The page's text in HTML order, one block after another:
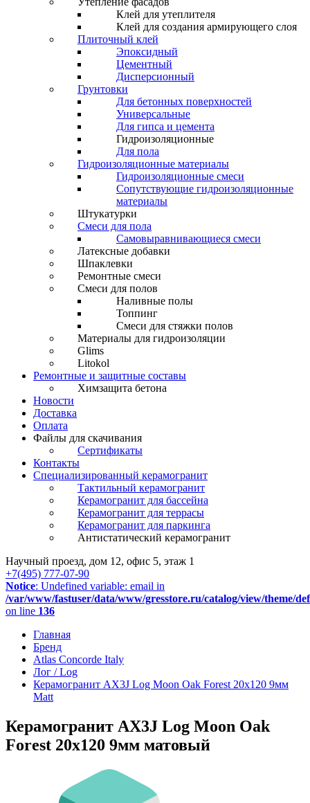
Клей для утеплителя
Клей для создания армирующего слоя
Плиточный клей
Эпоксидный
Цементный
Дисперсионный
Грунтовки
Для бетонных поверхностей
Универсальные
Для гипса и цемента
Гидроизоляционные
Для пола
Гидроизоляционные материалы
Гидроизоляционные смеси
Сопутствующие гидроизоляционные
материалы
Штукатурки
Смеси для пола
Самовыравнивающиеся смеси
Латексные добавки
Шпаклевки
Ремонтные смеси
Смеси для полов
Наливные полы
Топпинг
Смеси для стяжки полов
Материалы для гидроизоляции
Glims
Litokol
Ремонтные и защитные составы
Химзащита бетона
Новости
Доставка
Оплата
Файлы для скачивания
Сертификаты
Контакты
Специализированный керамогранит
Тактильный керамогранит
Керамогранит для бассейна
Керамогранит для террасы
Керамогранит для паркинга
Антистатический керамогранит
Научный проезд, дом 12, офис 5, этаж 1
+7(495) 777-07-90
Notice: Undefined variable: email in
/var/www/fastuser/data/www/gresstore.ru/catalog/view/theme/
on line 136
Главная
Бренд
Atlas Concorde Italy
Лог / Log
Керамогранит AX3J Log Moon Oak Forest 20x120 9мм
Matt
Керамогранит AX3J Log Moon Oak
Forest 20x120 9мм матовый